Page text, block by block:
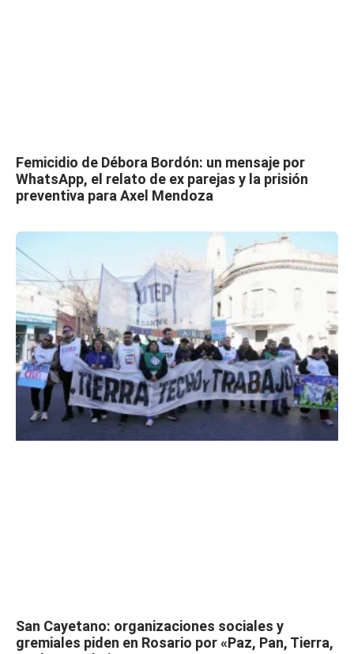
Femicidio de Débora Bordón: un mensaje por
WhatsApp, el relato de ex parejas y la prisión
preventiva para Axel Mendoza
San Cayetano: organizaciones sociales y
gremiales piden en Rosario por «Paz, Pan, Tierra,